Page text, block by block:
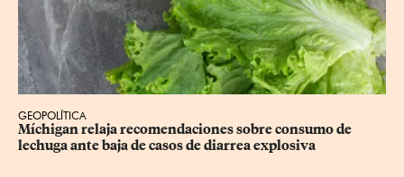
GEOPOLÍTICA
Míchigan relaja recomendaciones sobre consumo de
lechuga ante baja de casos de diarrea explosiva